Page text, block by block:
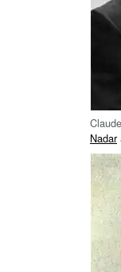
Nadar